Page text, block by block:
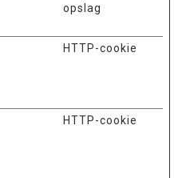
opslag
HTTP-cookie
HTTP-cookie